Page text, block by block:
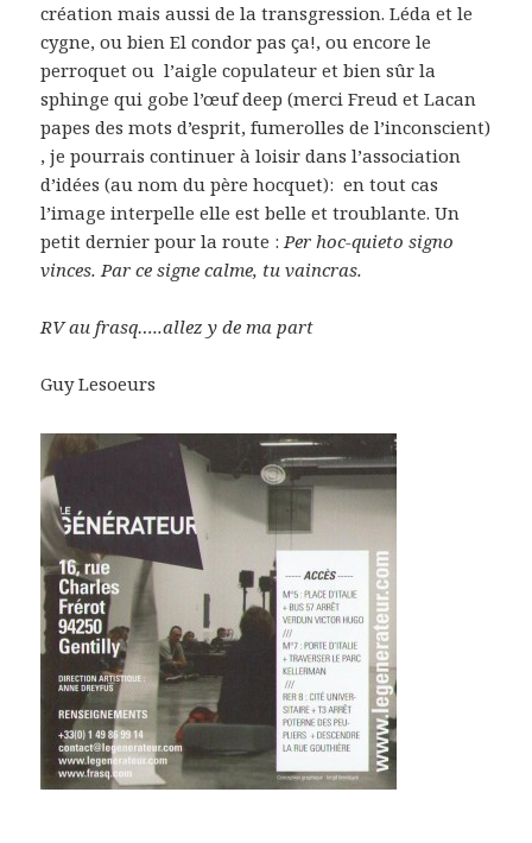
création mais aussi de la transgression. Léda et le
cygne, ou bien El condor pas ça!, ou encore le
perroquet ou l’aigle copulateur et bien sûr la
sphinge qui gobe l’œuf deep (merci Freud et Lacan
papes des mots d’esprit, fumerolles de l’inconscient)
, je pourrais continuer à loisir dans l’association
d’idées (au nom du père hocquet): en tout cas
l’image interpelle elle est belle et troublante. Un
petit dernier pour la route :Per hoc-quieto signo
vinces. Par ce signe calme, tu vaincras.
RV au frasq…..allez y de ma part
Guy Lesoeurs